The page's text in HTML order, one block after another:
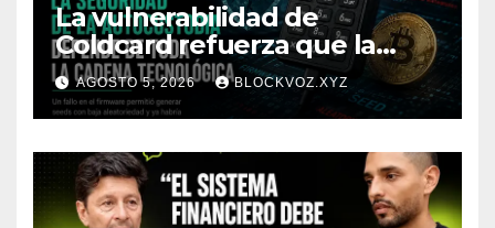
La vulnerabilidad de
Coldcard refuerza que la
seguridad de la autocustodia
depende de toda la cadena
tecnológica, afirma CoinEx
Research
AGOSTO 5, 2026 BLOCKVOZ.XYZ